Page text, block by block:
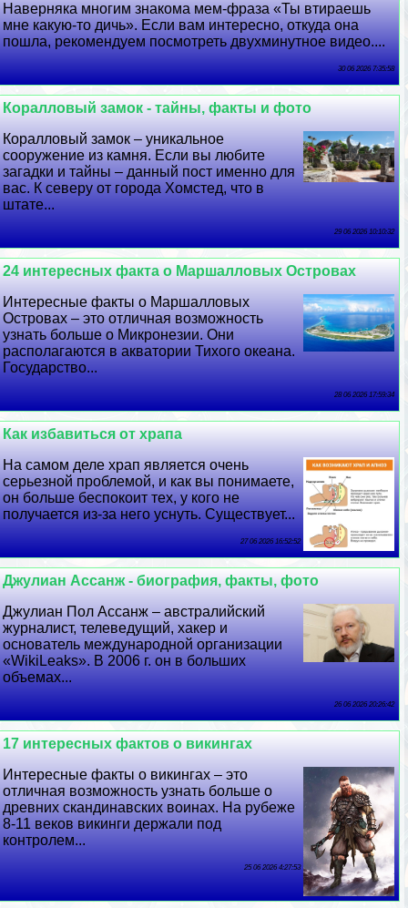
Наверняка многим знакома мем-фраза «Ты втираешь
мне какую-то дичь». Если вам интересно, откуда она
пошла, рекомендуем посмотреть двухминутное видео....
30 06 2026 7:35:58
Коралловый замок - тайны, факты и фото
Коралловый замок – уникальное
сооружение из камня. Если вы любите
загадки и тайны – данный пост именно для
вас. К северу от города Хомстед, что в
штате...
29 06 2026 10:10:32
24 интересных факта о Маршалловых Островах
Интересные факты о Маршалловых
Островах – это отличная возможность
узнать больше о Микронезии. Они
располагаются в акватории Тихого океана.
Государство...
28 06 2026 17:59:34
Как избавиться от храпа
На самом деле храп является очень
серьезной проблемой, и как вы понимаете,
он больше беспокоит тех, у кого не
получается из-за него уснуть. Существует...
27 06 2026 16:52:52
Джулиан Ассанж - биография, факты, фото
Джулиан Пол Ассанж – австралийский
журналист, телеведущий, хакер и
основатель международной организации
«WikiLeaks». В 2006 г. он в больших
объемах...
26 06 2026 20:26:42
17 интересных фактов о викингах
Интересные факты о викингах – это
отличная возможность узнать больше о
древних скандинавских воинах. На рубеже
8-11 веков викинги держали под
контролем...
25 06 2026 4:27:53